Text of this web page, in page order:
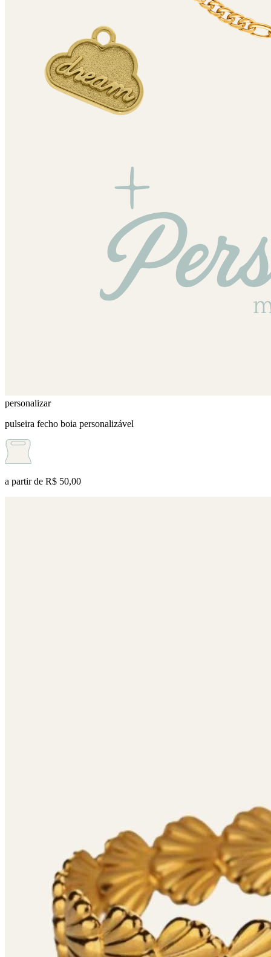
personalizar
pulseira fecho boia personalizável
a partir de R$ 50,00